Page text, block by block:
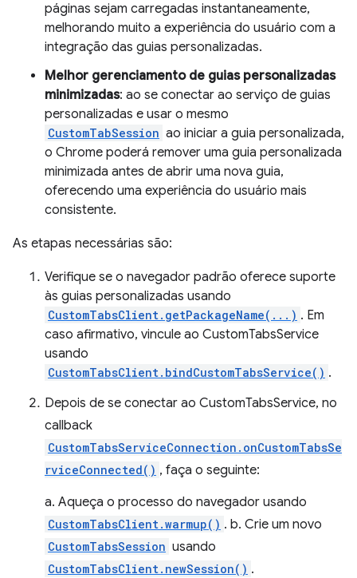
páginas sejam carregadas instantaneamente,
melhorando muito a experiência do usuário com a
integração das guias personalizadas.
Melhor gerenciamento de guias personalizadas
minimizadas: ao se conectar ao serviço de guias
personalizadas e usar o mesmo
CustomTabSession ao iniciar a guia personalizada,
o Chrome poderá remover uma guia personalizada
minimizada antes de abrir uma nova guia,
oferecendo uma experiência do usuário mais
consistente.
As etapas necessárias são:
Verifique se o navegador padrão oferece suporte
às guias personalizadas usando
CustomTabsClient.getPackageName(...) . Em
caso afirmativo, vincule ao CustomTabsService
usando
CustomTabsClient.bindCustomTabsService() .
Depois de se conectar ao CustomTabsService, no
callback
CustomTabsServiceConnection.onCustomTabsSe
rviceConnected() , faça o seguinte:
a. Aqueça o processo do navegador usando
CustomTabsClient.warmup() . b. Crie um novo
CustomTabsSession usando
CustomTabsClient.newSession() .